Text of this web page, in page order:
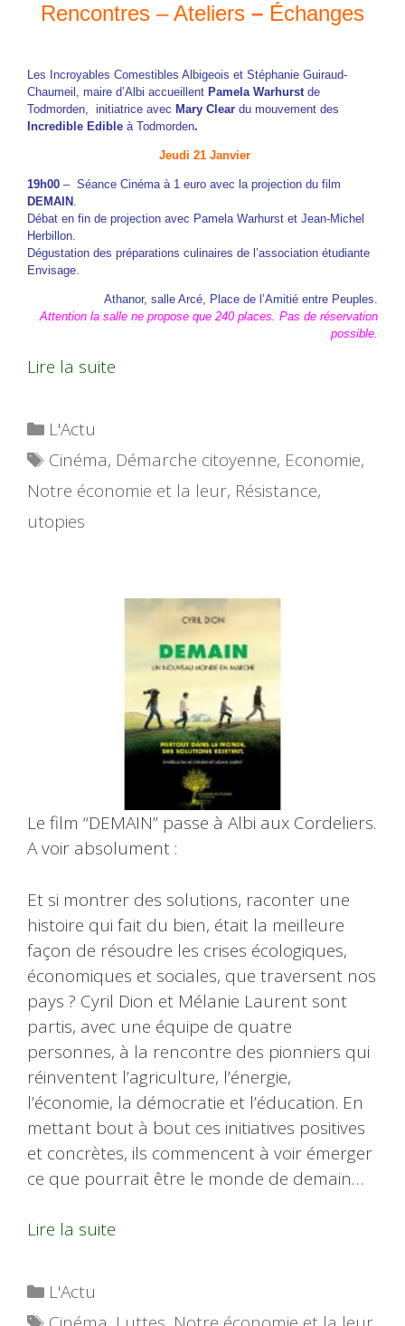
Rencontres – Ateliers – Échanges
Les Incroyables Comestibles Albigeois et Stéphanie Guiraud-
Chaumeil, maire d’Albi accueillent Pamela Warhurstde
Todmorden, initiatrice avec Mary Clear du mouvement des
Incredible Edible à Todmorden.
Jeudi 21 Janvier
19h00 – Séance Cinéma à 1 euro avec la projection du film
DEMAIN .
Débat en fin de projection avec Pamela Warhurst et Jean-Michel
Herbillon.
Dégustation des préparations culinaires de l’association étudiante
Envisage.
Athanor, salle Arcé, Place de l’Amitié entre Peuples.
Attention la salle ne propose que 240 places. Pas de réservation
possible.
Lire la suite
Catégories
L'Actu
Étiquettes
Cinéma, Démarche citoyenne, Economie,
Notre économie et la leur, Résistance,
utopies
Le film “DEMAIN” passe à Albi aux Cordeliers.
A voir absolument :
Et si montrer des solutions, raconter une
histoire qui fait du bien, était la meilleure
façon de résoudre les crises écologiques,
économiques et sociales, que traversent nos
pays ? Cyril Dion et Mélanie Laurent sont
partis, avec une équipe de quatre
personnes, à la rencontre des pionniers qui
réinventent l’agriculture, l’énergie,
l’économie, la démocratie et l’éducation. En
mettant bout à bout ces initiatives positives
et concrètes, ils commencent à voir émerger
ce que pourrait être le monde de demain…
Lire la suite
Catégories
L'Actu
Étiquettes